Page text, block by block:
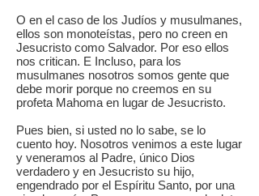
O en el caso de los Judíos y musulmanes,
ellos son monoteístas, pero no creen en
Jesucristo como Salvador. Por eso ellos
nos critican. E Incluso, para los
musulmanes nosotros somos gente que
debe morir porque no creemos en su
profeta Mahoma en lugar de Jesucristo.
Pues bien, si usted no lo sabe, se lo
cuento hoy. Nosotros venimos a este lugar
y veneramos al Padre, único Dios
verdadero y en Jesucristo su hijo,
engendrado por el Espíritu Santo, por una